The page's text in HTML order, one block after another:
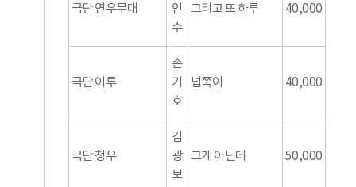
극단 연우무대
인
수
그리고 또 하루 40,000
극단 이루
손
기
호
넙쭉이 40,000
극단 청우
김
광
보
그게 아닌데 50,000